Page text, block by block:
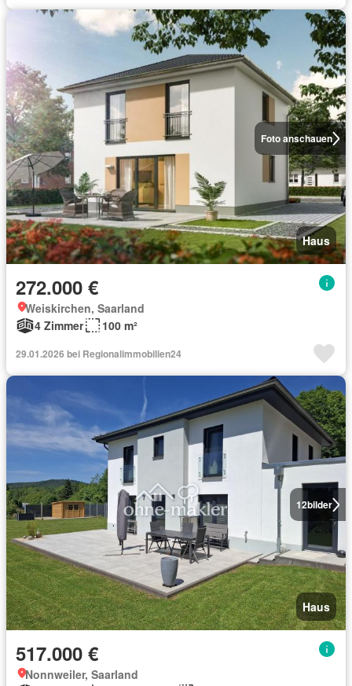
Foto anschauen
Haus
272.000 €
Weiskirchen, Saarland
4 Zimmer
100 m²
29.01.2026 bei Regionalimmobilien24
12bilder
Haus
517.000 €
Nonnweiler, Saarland